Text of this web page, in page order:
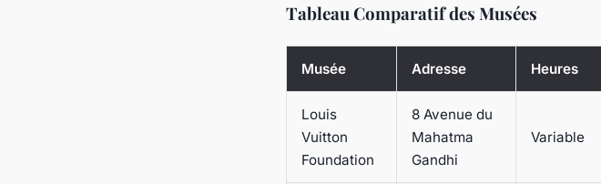
Tableau Comparatif des Musées
Musée Adresse Heures
Louis
Vuitton
Foundation
8 Avenue du
Mahatma
Gandhi
Variable